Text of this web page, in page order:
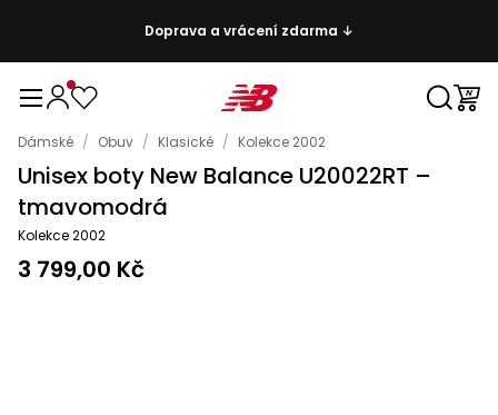
Doprava a vrácení zdarma ↓
Dámské / Obuv / Klasické / Kolekce 2002
Unisex boty New Balance U20022RT –
tmavomodrá
Kolekce 2002
3 799,00 Kč